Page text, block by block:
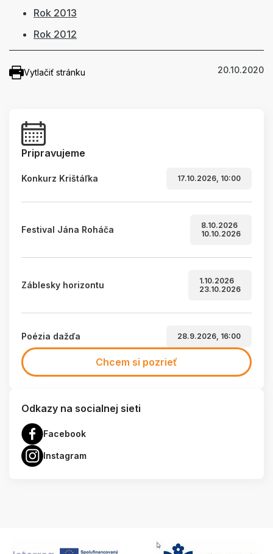
Rok 2013
Rok 2012
Vytlačiť stránku 20.10.2020
Pripravujeme
Konkurz Krištáľka 17.10.2026, 10:00
Festival Jána Roháča
8.10.2026
10.10.2026
Záblesky horizontu
1.10.2026
23.10.2026
Poézia dažďa 28.9.2026, 16:00
Chcem si pozrieť
Odkazy na socialnej sieti
Facebook
Instagram